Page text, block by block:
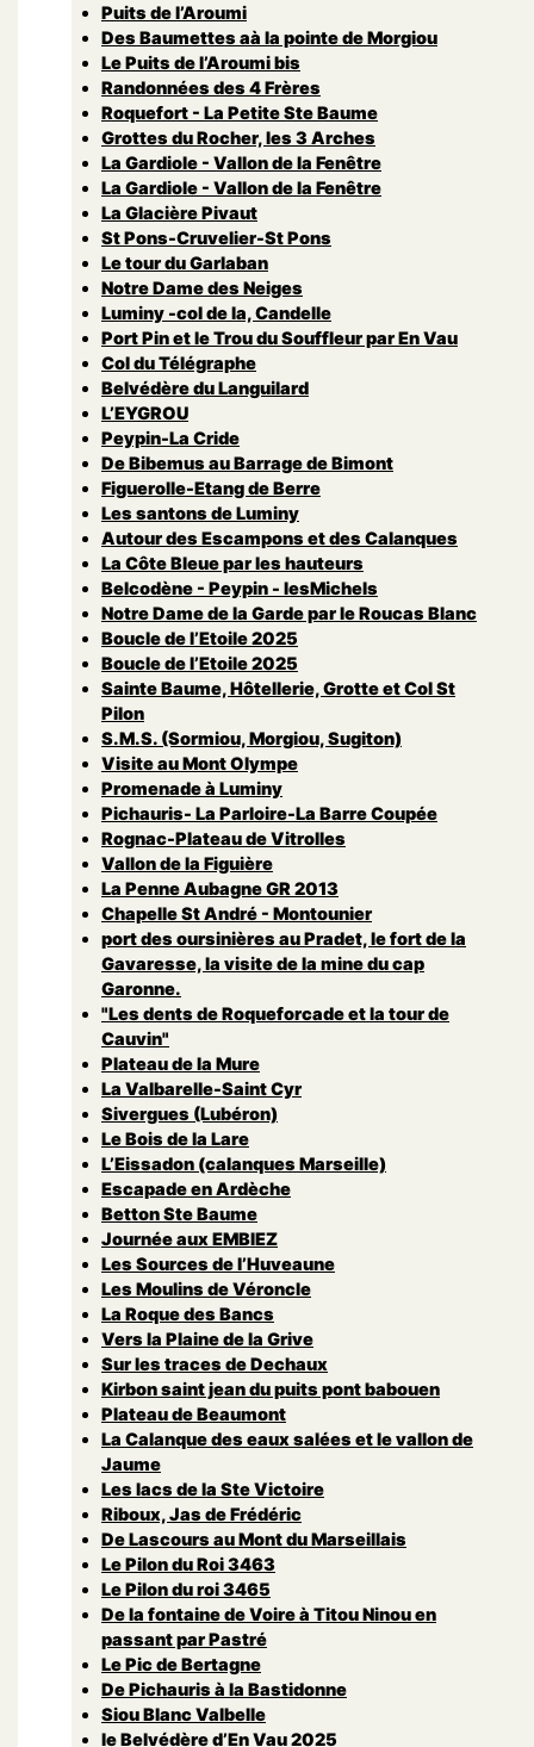
Puits de l’Aroumi
Des Baumettes aà la pointe de Morgiou
Le Puits de l’Aroumi bis
Randonnées des 4 Frères
Roquefort - La Petite Ste Baume
Grottes du Rocher, les 3 Arches
La Gardiole - Vallon de la Fenêtre
La Gardiole - Vallon de la Fenêtre
La Glacière Pivaut
St Pons-Cruvelier-St Pons
Le tour du Garlaban
Notre Dame des Neiges
Luminy -col de la, Candelle
Port Pin et le Trou du Souffleur par En Vau
Col du Télégraphe
Belvédère du Languilard
L’EYGROU
Peypin-La Cride
De Bibemus au Barrage de Bimont
Figuerolle-Etang de Berre
Les santons de Luminy
Autour des Escampons et des Calanques
La Côte Bleue par les hauteurs
Belcodène - Peypin - lesMichels
Notre Dame de la Garde par le Roucas Blanc
Boucle de l’Etoile 2025
Boucle de l’Etoile 2025
Sainte Baume, Hôtellerie, Grotte et Col St
Pilon
S.M.S. (Sormiou, Morgiou, Sugiton)
Visite au Mont Olympe
Promenade à Luminy
Pichauris- La Parloire-La Barre Coupée
Rognac-Plateau de Vitrolles
Vallon de la Figuière
La Penne Aubagne GR 2013
Chapelle St André - Montounier
port des oursinières au Pradet, le fort de la
Gavaresse, la visite de la mine du cap
Garonne.
"Les dents de Roqueforcade et la tour de
Cauvin"
Plateau de la Mure
La Valbarelle-Saint Cyr
Sivergues (Lubéron)
Le Bois de la Lare
L’Eissadon (calanques Marseille)
Escapade en Ardèche
Betton Ste Baume
Journée aux EMBIEZ
Les Sources de l’Huveaune
Les Moulins de Véroncle
La Roque des Bancs
Vers la Plaine de la Grive
Sur les traces de Dechaux
Kirbon saint jean du puits pont babouen
Plateau de Beaumont
La Calanque des eaux salées et le vallon de
Jaume
Les lacs de la Ste Victoire
Riboux, Jas de Frédéric
De Lascours au Mont du Marseillais
Le Pilon du Roi 3463
Le Pilon du roi 3465
De la fontaine de Voire à Titou Ninou en
passant par Pastré
Le Pic de Bertagne
De Pichauris à la Bastidonne
Siou Blanc Valbelle
le Belvédère d’En Vau 2025